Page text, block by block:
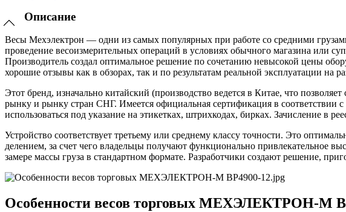
Описание
Весы Мехэлектрон — одни из самых популярных при работе со средними
проведение весоизмерительных операций в условиях обычного магазина или
Производитель создал оптимальное решение по сочетанию невысокой цены
хорошие отзывы как в обзорах, так и по результатам реальной эксплуатации на
Этот бренд, изначально китайский (производство ведется в Китае, что
рынку и рынку стран СНГ. Имеется официальная сертификация в соответствии
использоваться под указание на этикетках, штрихкодах, бирках. Зачисление в
Устройство соответствует третьему или среднему классу точности. Это
делением, за счет чего владельцы получают функционально привлекательное
замере массы груза в стандартном формате. Разработчики создают решение,
Особенности весов торговых МЕХЭЛЕКТРОН-М